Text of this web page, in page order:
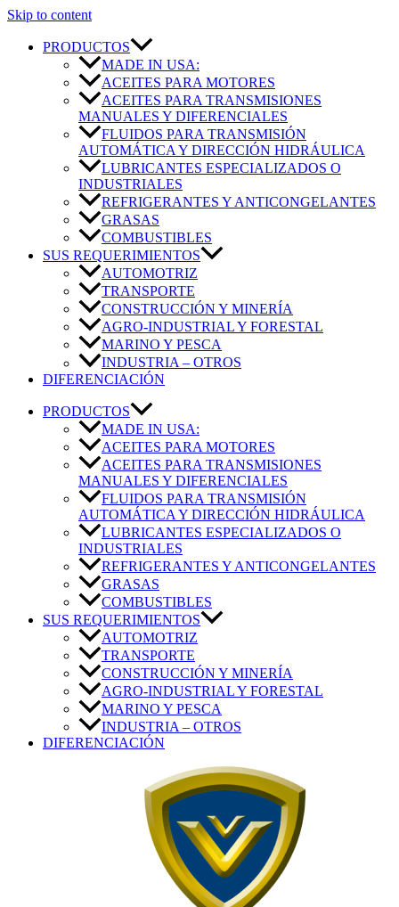
Skip to content
PRODUCTOS
MADE IN USA:
ACEITES PARA MOTORES
ACEITES PARA TRANSMISIONES
MANUALES Y DIFERENCIALES
FLUIDOS PARA TRANSMISIÓN
AUTOMÁTICA Y DIRECCIÓN HIDRÁULICA
LUBRICANTES ESPECIALIZADOS O
INDUSTRIALES
REFRIGERANTES Y ANTICONGELANTES
GRASAS
COMBUSTIBLES
SUS REQUERIMIENTOS
AUTOMOTRIZ
TRANSPORTE
CONSTRUCCIÓN Y MINERÍA
AGRO-INDUSTRIAL Y FORESTAL
MARINO Y PESCA
INDUSTRIA – OTROS
DIFERENCIACIÓN
PRODUCTOS
MADE IN USA:
ACEITES PARA MOTORES
ACEITES PARA TRANSMISIONES
MANUALES Y DIFERENCIALES
FLUIDOS PARA TRANSMISIÓN
AUTOMÁTICA Y DIRECCIÓN HIDRÁULICA
LUBRICANTES ESPECIALIZADOS O
INDUSTRIALES
REFRIGERANTES Y ANTICONGELANTES
GRASAS
COMBUSTIBLES
SUS REQUERIMIENTOS
AUTOMOTRIZ
TRANSPORTE
CONSTRUCCIÓN Y MINERÍA
AGRO-INDUSTRIAL Y FORESTAL
MARINO Y PESCA
INDUSTRIA – OTROS
DIFERENCIACIÓN